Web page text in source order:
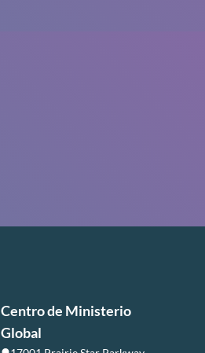
Centro de Ministerio
Global